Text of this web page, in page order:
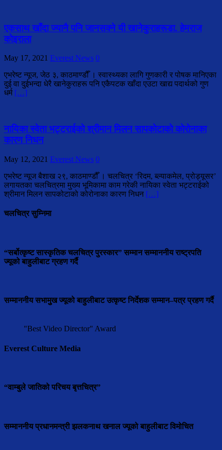
एकसाथ खाँदा ज्यानै पनि जानसक्ने यी खानेकुराहरूडा. हेमराज
कोइराला
May 17, 2021 Everest News 0
एभरेष्ट न्यूज, जेठ ३, काठमाण्डौँ । स्वास्थ्यका लागि गुणकारी र पोषक मानिएका
दुई वा दुईभन्दा धेरै खानेकुराहरू पनि एकैपटक खाँदा एउटा खाद्य पदार्थको गुण
धर्म […]
नायिका स्वेता भट्टराईको श्रीमान मिलन सापकोटाको कोरोनाका
कारण निधन
May 12, 2021 Everest News 0
एभरेष्ट न्यूज बैशाख २९, काठमाण्डौँ । चलचित्र ‘रिदम, ब्ल्याकमेल, प्रोड्यूसर’
लगायतका चलचित्रमा मुख्य भूमिकामा काम गरेकी नायिका स्वेता भट्टराईको
श्रीमान मिलन सापकोटाको कोरोनाका कारण निधन […]
चलचित्र सुम्निमा
“सर्बोत्कृष्ट सास्कृतिक चलचित्र पुरस्कार” सम्मान सम्माननीय राष्ट्रपति
ज्यूको बाहुलीबाट ग्रहण गर्दै
सम्माननीय सभामुुख ज्यूको बाहुलीबाट उत्कृष्ट निर्देशक सम्मान–पत्र प्रहण गर्दै
"Best Video Director" Award
Everest Culture Media
“वाम्बुले जातिको परिचय बृत्तचित्र”
सम्माननीय प्रधानमन्त्री झलकनाथ खनाल ज्यूको बाहुलीबाट विमोचित